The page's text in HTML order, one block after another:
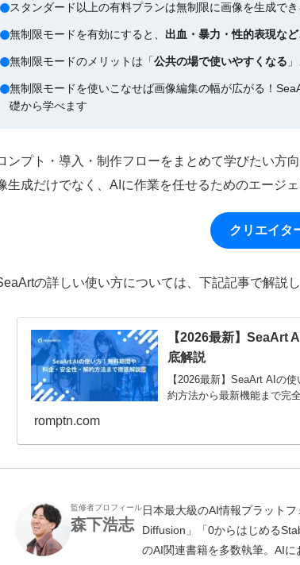
スタンダード以上の有料プランは無制限に画像を生成でき
無制限モードを有効にすると、 出血・暴力・性的表現な
無制限モードのメリットは「公共の場で使いやすくなる
無制限モードを使いこなせば画像編集の幅が広がる！
礎から学べます
ンプト・導入・制作フローをまとめて学びたい方
生成だけでなく、AIに作業を任せるためのエージ
クリエイタ
の詳しい使い方については、下記記事で解説し
【2026最新】SeaArt
底解説
【2026最新】SeaArt AIの
約方法から最新機能まで完
romptn.com
監修者プロフィール
森下浩志
日本最大級のAI情報プラット
Diffusion」「0からはじめる
のAI関連書籍を多数執筆。AI